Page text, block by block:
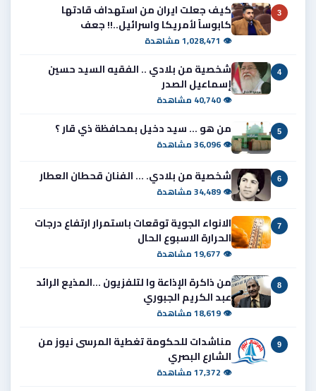
3
كيف جعلت ايران من استهداف قادتها
كابوساً لأمريكا واسرائيل..!! جعف
👁 1,028,471 مشاهدة
4
شخصية من بلادي .. الفقيه السيد حسين
إسماعيل الصدر
👁 40,740 مشاهدة
5 من هو ... سيد دخيل بمحافظة ذي قار ؟
👁 36,096 مشاهدة
6 شخصية من بلادي. ... الفنان قحطان العطار
👁 34,489 مشاهدة
7
الانواء الجوية توقعات باستمرار ارتفاع درجات
الحرارة الاسبوع الحال
👁 19,677 مشاهدة
8
من ذاكرة الإذاعة وا لتلفزيون ...المذيع الرائد
عبد الكريم الجبوري
👁 18,619 مشاهدة
9
مناشدات للحكومة تغطية المرسى نيوز من
الشارع البصري
👁 17,372 مشاهدة